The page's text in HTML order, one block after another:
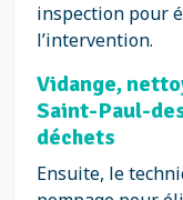
inspection pour
l’intervention.
Vidange,
Saint-Paul-
déchets
Ensuite, le